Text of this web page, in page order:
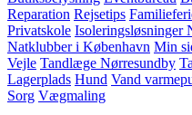
Reparation Rejsetips
Privatskole Isoleringsløsninger
Natklubber i København Min
Vejle Tandlæge Nørresundby
Lagerplads Hund Vand
Sorg Vægmaling